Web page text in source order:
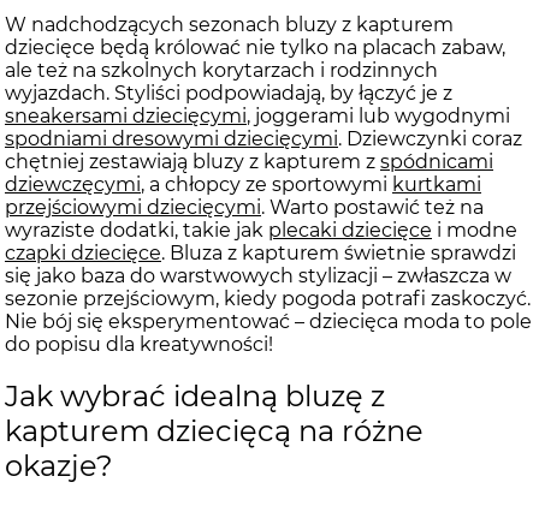
W nadchodzących sezonach bluzy z kapturem
dziecięce będą królować nie tylko na placach zabaw,
ale też na szkolnych korytarzach i rodzinnych
wyjazdach. Styliści podpowiadają, by łączyć je z
sneakersami dziecięcymi, joggerami lub wygodnymi
spodniami dresowymi dziecięcymi. Dziewczynki coraz
chętniej zestawiają bluzy z kapturem z spódnicami
dziewczęcymi, a chłopcy ze sportowymi kurtkami
przejściowymi dziecięcymi. Warto postawić też na
wyraziste dodatki, takie jak plecaki dziecięce i modne
czapki dziecięce. Bluza z kapturem świetnie sprawdzi
się jako baza do warstwowych stylizacji – zwłaszcza w
sezonie przejściowym, kiedy pogoda potrafi zaskoczyć.
Nie bój się eksperymentować – dziecięca moda to pole
do popisu dla kreatywności!
Jak wybrać idealną bluzę z
kapturem dziecięcą na różne
okazje?